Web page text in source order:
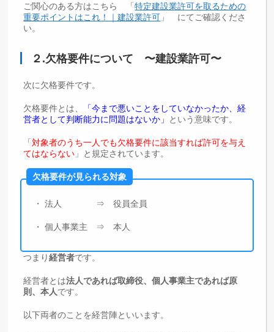
ご関心のある方はこちら 「特定建設業許可を取るための
重要ポイントはこれ！｜建設業許可 」 にてご確認くださ
い。
２.欠格要件について 〜建設業許可〜
次に欠格要件です。
欠格要件とは、
「今まで悪いことをしていなかったか、経
営者として判断能力に問題はないか」 という意味です。
「対象者のうち一人でも欠格要件に該当すれば許可を与え
てはならない 」と規定されています。
欠格要件が見られる対象
・ 法人 ⇒ 役員全員
・ 個人事業主 ⇒ 本人
つまり経営者です。
経営者とは法人であれば取締役、個人事業主であれば原
則、本人です。
以下両者のことを経営陣といいます。